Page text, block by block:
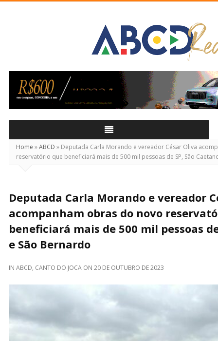
Real
Home »ABCD » Deputada Carla Morando e vereador César Oliva
reservatório que beneficiará mais de 500 mil pessoas de SP, São
Deputada Carla Morando e vereador
acompanham obras do novo
beneficiará mais de 500 mil pessoas
e São Bernardo
IN ABCD, CANTO DO JOCA ON 20 DE OUTUBRO DE 2023